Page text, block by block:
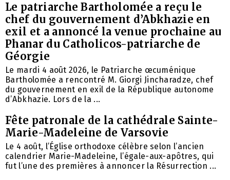
Le patriarche Bartholomée a reçu le
chef du gouvernement d’Abkhazie en
exil et a annoncé la venue prochaine au
Phanar du Catholicos-patriarche de
Géorgie
Le mardi 4 août 2026, le Patriarche œcuménique
Bartholomée a rencontré M. Giorgi Jincharadze, chef
du gouvernement en exil de la République autonome
d’Abkhazie. Lors de la ...
Fête patronale de la cathédrale Sainte-
Marie-Madeleine de Varsovie
Le 4 août, l’Église orthodoxe célèbre selon l’ancien
calendrier Marie-Madeleine, l’égale-aux-apôtres, qui
fut l’une des premières à annoncer la Résurrection ...